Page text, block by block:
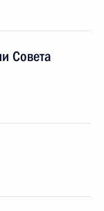
Совета